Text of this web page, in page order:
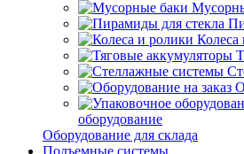
Колеса
оборудование
Оборудование для склада
Подъемные системы